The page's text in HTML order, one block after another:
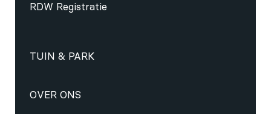
RDW Registratie
TUIN & PARK
OVER ONS